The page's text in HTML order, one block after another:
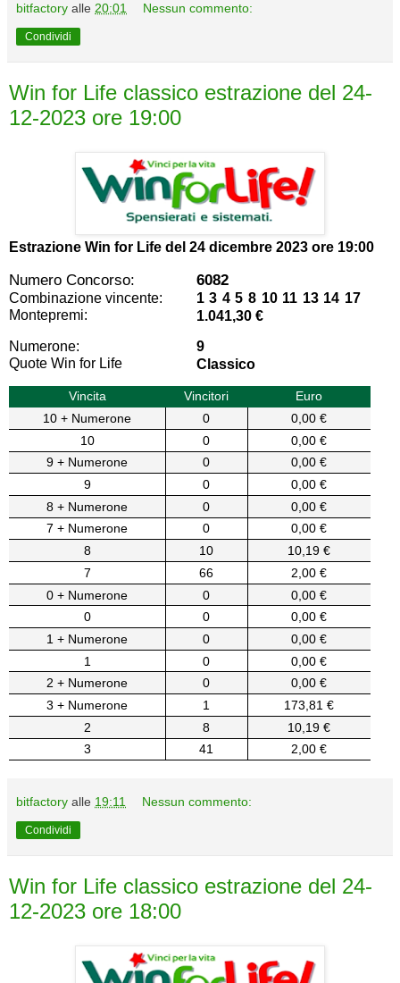
bitfactory alle 20:01 Nessun commento:
Condividi
Win for Life classico estrazione del 24-
12-2023 ore 19:00
Estrazione Win for Life del 24 dicembre 2023 ore 19:00
Numero Concorso: 6082
Combinazione vincente:
1 3 4 5 8 10 11 13 14 17
Montepremi:
1.041,30 €
Numerone:
9
Quote Win for Life
Classico
Vincita Vincitori
Euro
10 + Numerone
0
0,00 €
10
0
0,00 €
9 + Numerone
0
0,00 €
9
0
0,00 €
8 + Numerone
0
0,00 €
7 + Numerone
0
0,00 €
8
10
10,19 €
7
66
2,00 €
0 + Numerone
0
0,00 €
0
0
0,00 €
1 + Numerone
0
0,00 €
1
0
0,00 €
2 + Numerone
0
0,00 €
3 + Numerone
1
173,81 €
2
8
10,19 €
3
41 2,00 €
bitfactory alle 19:11 Nessun commento:
Condividi
Win for Life classico estrazione del 24-
12-2023 ore 18:00